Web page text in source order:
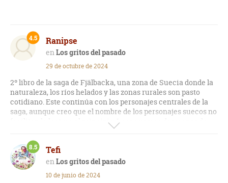
Ranipse
Los gritos del pasado
4.5
29 de octubre de 2024
2º libro de la saga de Fjälbacka, una zona de Suecia donde la
naturaleza, los ríos helados y las zonas rurales son pasto
cotidiano. Este continúa con los personajes centrales de la
saga, aunque creo que el nombre de los personajes suecos no
facilitan la lectura al principio. Luego vamos desgranando
parentescos y relaciones y la lectura se vuelve más fluida, de
todas formas no alcanza la calidad del primero: "La princesa
de hielo"
Tefi
Los gritos del pasado
8.5
10 de junio de 2024